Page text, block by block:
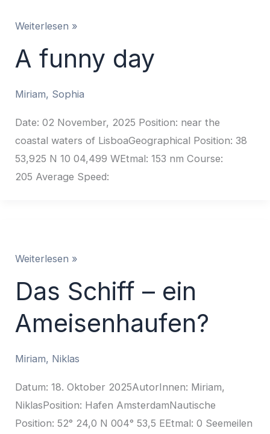
A
day
Weiterlesen »
A funny day
Miriam, Sophia
Date: 02 November, 2025 Position: near the
coastal waters of LisboaGeographical Position: 38
53,925 N 10 04,499 WEtmal: 153 nm Course:
205 Average Speed:
Das
ein
Ameisenhaufen?
Weiterlesen »
Das Schiff – ein
Ameisenhaufen?
Miriam, Niklas
Datum: 18. Oktober 2025AutorInnen: Miriam,
NiklasPosition: Hafen AmsterdamNautische
Position: 52° 24,0 N 004° 53,5 EEtmal: 0 Seemeilen